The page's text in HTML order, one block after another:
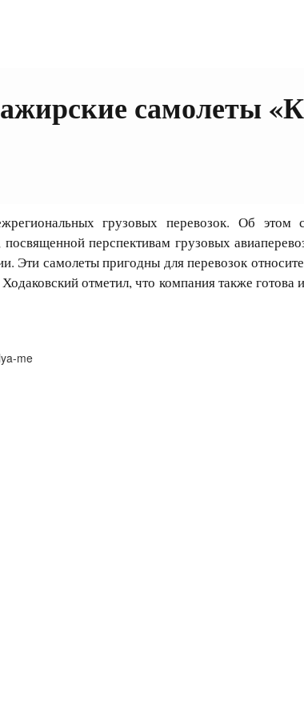
самолеты
грузовых перевозок. Об этом
перспективам грузовых
Эти самолеты пригодны для перевозок
отметил, что компания также готова
me